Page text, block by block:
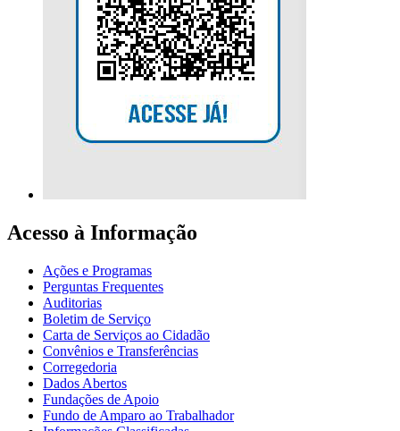
Acesso à Informação
Ações e Programas
Perguntas Frequentes
Auditorias
Boletim de Serviço
Carta de Serviços ao Cidadão
Convênios e Transferências
Corregedoria
Dados Abertos
Fundações de Apoio
Fundo de Amparo ao Trabalhador